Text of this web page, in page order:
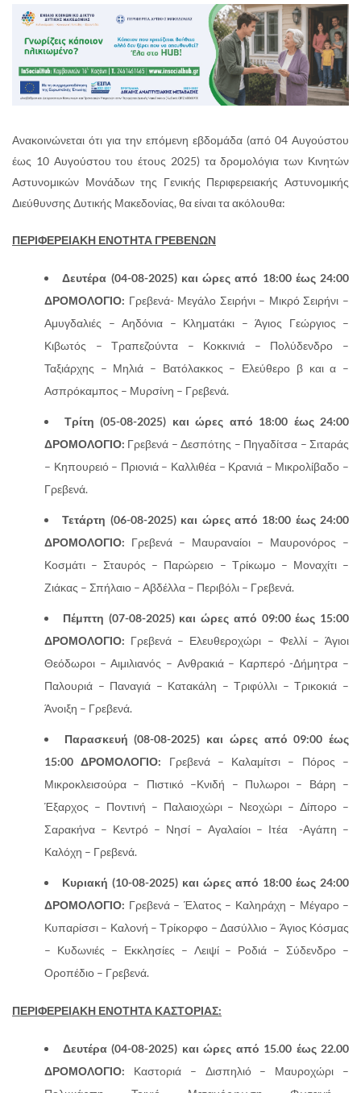
Ανακοινώνεται ότι για την επόμενη εβδομάδα (από 04 Αυγούστου
έως 10 Αυγούστου του έτους 2025) τα δρομολόγια των Κινητών
Αστυνομικών Μονάδων της Γενικής Περιφερειακής Αστυνομικής
Διεύθυνσης Δυτικής Μακεδονίας, θα είναι τα ακόλουθα:
ΠΕΡΙΦΕΡΕΙΑΚΗ ΕΝΟΤΗΤΑ ΓΡΕΒΕΝΩΝ
Δευτέρα (04-08-2025) και ώρες από 18:00 έως 24:00
ΔΡΟΜΟΛΟΓΙΟ: Γρεβενά- Μεγάλο Σειρήνι – Μικρό Σειρήνι –
Αμυγδαλιές – Αηδόνια – Κληματάκι – Άγιος Γεώργιος –
Κιβωτός – Τραπεζούντα – Κοκκινιά – Πολύδενδρο –
Ταξιάρχης – Μηλιά – Βατόλακκος – Ελεύθερο β και α –
Ασπρόκαμπος – Μυρσίνη – Γρεβενά.
Τρίτη (05-08-2025) και ώρες από 18:00 έως 24:00
ΔΡΟΜΟΛΟΓΙΟ: Γρεβενά – Δεσπότης – Πηγαδίτσα – Σιταράς
– Κηπουρειό – Πριονιά – Καλλιθέα – Κρανιά – Μικρολίβαδο –
Γρεβενά.
Τετάρτη (06-08-2025) και ώρες από 18:00 έως 24:00
ΔΡΟΜΟΛΟΓΙΟ: Γρεβενά – Μαυραναίοι – Μαυρονόρος –
Κοσμάτι – Σταυρός – Παρώρειο – Τρίκωμο – Μοναχίτι –
Ζιάκας – Σπήλαιο – Αβδέλλα – Περιβόλι – Γρεβενά.
Πέμπτη (07-08-2025) και ώρες από 09:00 έως 15:00
ΔΡΟΜΟΛΟΓΙΟ: Γρεβενά – Ελευθεροχώρι – Φελλί – Άγιοι
Θεόδωροι – Αιμιλιανός – Ανθρακιά – Καρπερό -Δήμητρα –
Παλουριά – Παναγιά – Κατακάλη – Τριφύλλι – Τρικοκιά –
Άνοιξη – Γρεβενά.
Παρασκευή (08-08-2025) και ώρες από 09:00 έως
15:00 ΔΡΟΜΟΛΟΓΙΟ: Γρεβενά – Καλαμίτσι – Πόρος –
Μικροκλεισούρα – Πιστικό –Κνιδή – Πυλωροι – Βάρη –
Έξαρχος – Ποντινή – Παλαιοχώρι – Νεοχώρι – Δίπορο –
Σαρακήνα – Κεντρό – Νησί – Αγαλαίοι – Ιτέα -Αγάπη –
Καλόχη – Γρεβενά.
Κυριακή (10-08-2025) και ώρες από 18:00 έως 24:00
ΔΡΟΜΟΛΟΓΙΟ: Γρεβενά – Έλατος – Καληράχη – Μέγαρο –
Κυπαρίσσι – Καλονή – Τρίκορφο – Δασύλλιο – Άγιος Κόσμας
– Κυδωνιές – Εκκλησίες – Λειψί – Ροδιά – Σύδενδρο –
Οροπέδιο – Γρεβενά.
ΠΕΡΙΦΕΡΕΙΑΚΗ ΕΝΟΤΗΤΑ ΚΑΣΤΟΡΙΑΣ:
Δευτέρα (04-08-2025) και ώρες από 15.00 έως 22.00
ΔΡΟΜΟΛΟΓΙΟ: Καστοριά – Δισπηλιό – Μαυροχώρι –